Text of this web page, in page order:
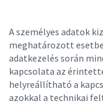
A személyes adatok
meghatározott
adatkezelés során
kapcsolata az
helyreállítható a
azokkal a technikai